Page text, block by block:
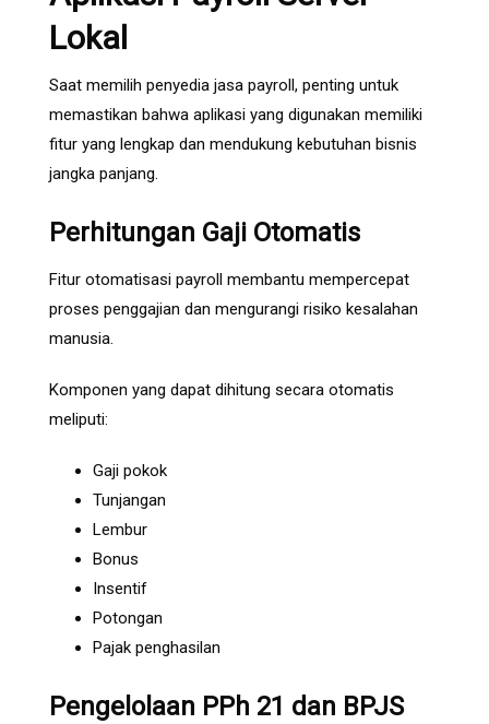
Lokal
Saat memilih penyedia jasa payroll, penting untuk
memastikan bahwa aplikasi yang digunakan memiliki
fitur yang lengkap dan mendukung kebutuhan bisnis
jangka panjang.
Perhitungan Gaji Otomatis
Fitur otomatisasi payroll membantu mempercepat
proses penggajian dan mengurangi risiko kesalahan
manusia.
Komponen yang dapat dihitung secara otomatis
meliputi:
Gaji pokok
Tunjangan
Lembur
Bonus
Insentif
Potongan
Pajak penghasilan
Pengelolaan PPh 21 dan BPJS